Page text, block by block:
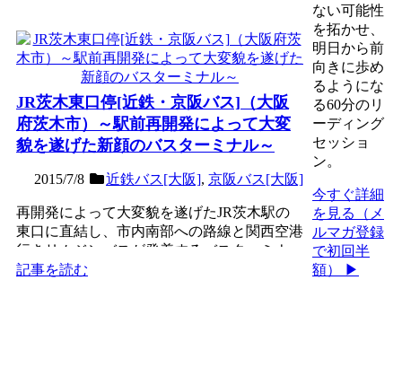
JR茨木東口停[近鉄・京阪バス]（大阪
府茨木市）～駅前再開発によって大変
貌を遂げた新顔のバスターミナル～
2015/7/8 近鉄バス[大阪], 京阪バス[大阪]
再開発によって大変貌を遂げたJR茨木駅の
東口に直結し、市内南部への路線と関西空港
行きリムジンバスが発着するバスターミナ
ル。これまでの市内南部...
記事を読む
ない可能性
を拓かせ、
明日から前
向きに歩め
るようにな
る60分のリ
ーディング
セッショ
ン。
今すぐ詳細
を見る（メ
ルマガ登録
で初回半
額） ▶